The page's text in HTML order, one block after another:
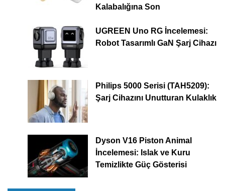
Kalabalığına Son
UGREEN Uno RG İncelemesi:
Robot Tasarımlı GaN Şarj Cihazı
Philips 5000 Serisi (TAH5209):
Şarj Cihazını Unutturan Kulaklık
Dyson V16 Piston Animal
İncelemesi: Islak ve Kuru
Temizlikte Güç Gösterisi